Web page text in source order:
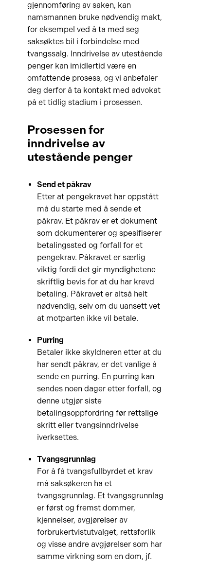
gjennomføring av saken, kan
namsmannen bruke nødvendig makt,
for eksempel ved å ta med seg
saksøktes bil i forbindelse med
tvangssalg. Inndrivelse av utestående
penger kan imidlertid være en
omfattende prosess, og vi anbefaler
deg derfor å ta kontakt med advokat
på et tidlig stadium i prosessen.
Prosessen for
inndrivelse av
utestående penger
Send et påkrav
Etter at pengekravet har oppstått
må du starte med å sende et
påkrav. Et påkrav er et dokument
som dokumenterer og spesifiserer
betalingssted og forfall for et
pengekrav. Påkravet er særlig
viktig fordi det gir myndighetene
skriftlig bevis for at du har krevd
betaling. Påkravet er altså helt
nødvendig, selv om du uansett vet
at motparten ikke vil betale.
Purring
Betaler ikke skyldneren etter at du
har sendt påkrav, er det vanlige å
sende en purring. En purring kan
sendes noen dager etter forfall, og
denne utgjør siste
betalingsoppfordring før rettslige
skritt eller tvangsinndrivelse
iverksettes.
Tvangsgrunnlag
For å få tvangsfullbyrdet et krav
må saksøkeren ha et
tvangsgrunnlag. Et tvangsgrunnlag
er først og fremst dommer,
kjennelser, avgjørelser av
forbrukertvistutvalget, rettsforlik
og visse andre avgjørelser som har
samme virkning som en dom, jf.